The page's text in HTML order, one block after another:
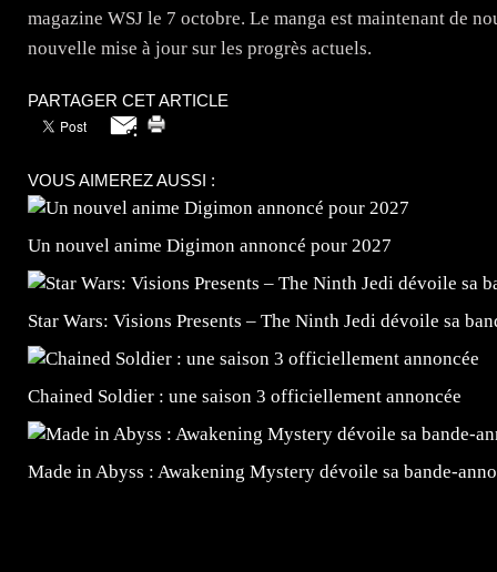
magazine WSJ le 7 octobre. Le manga est maintenant de
nouvelle mise à jour sur les progrès actuels.
PARTAGER CET ARTICLE
VOUS AIMEREZ AUSSI :
Un nouvel anime Digimon annoncé pour 2027
Star Wars: Visions Presents – The Ninth Jedi dévoile sa
Chained Soldier : une saison 3 officiellement annoncée
Made in Abyss : Awakening Mystery dévoile sa bande-